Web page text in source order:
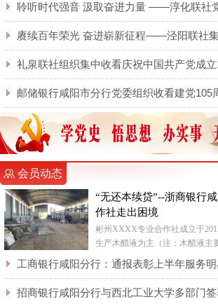
礼泉联社组织集中收看庆祝中国共产党成
邮储银行咸阳市分行党委组织收看建党105
会员动态
“无还本续贷”--浙商银行
作社走出困境
彬州XXXX专业合作社成立于
生产木醋液为主（注：木醋液主
酸，是木材等生物质在干馏设备
混合物经...